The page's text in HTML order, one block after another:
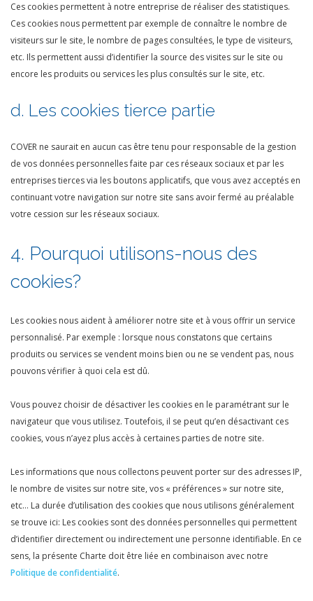
Ces cookies permettent à notre entreprise de réaliser des statistiques.
Ces cookies nous permettent par exemple de connaître le nombre de
visiteurs sur le site, le nombre de pages consultées, le type de visiteurs,
etc. Ils permettent aussi d’identifier la source des visites sur le site ou
encore les produits ou services les plus consultés sur le site, etc.
d. Les cookies tierce partie
COVER ne saurait en aucun cas être tenu pour responsable de la gestion
de vos données personnelles faite par ces réseaux sociaux et par les
entreprises tierces via les boutons applicatifs, que vous avez acceptés en
continuant votre navigation sur notre site sans avoir fermé au préalable
votre cession sur les réseaux sociaux.
4. Pourquoi utilisons-nous des
cookies?
Les cookies nous aident à améliorer notre site et à vous offrir un service
personnalisé. Par exemple : lorsque nous constatons que certains
produits ou services se vendent moins bien ou ne se vendent pas, nous
pouvons vérifier à quoi cela est dû.
Vous pouvez choisir de désactiver les cookies en le paramétrant sur le
navigateur que vous utilisez. Toutefois, il se peut qu’en désactivant ces
cookies, vous n’ayez plus accès à certaines parties de notre site.
Les informations que nous collectons peuvent porter sur des adresses IP,
le nombre de visites sur notre site, vos « préférences » sur notre site,
etc… La durée d’utilisation des cookies que nous utilisons généralement
se trouve ici: Les cookies sont des données personnelles qui permettent
d’identifier directement ou indirectement une personne identifiable. En ce
sens, la présente Charte doit être liée en combinaison avec notre
Politique de confidentialité.